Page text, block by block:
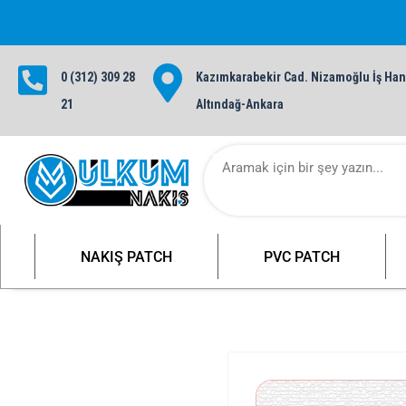
1000 TL ve üzeri siparişlerinizde
0 (312) 309 28
21
Kazımkarabekir Cad. Nizamoğlu İş
Altındağ-Ankara
NAKIŞ PATCH PVC PATCH